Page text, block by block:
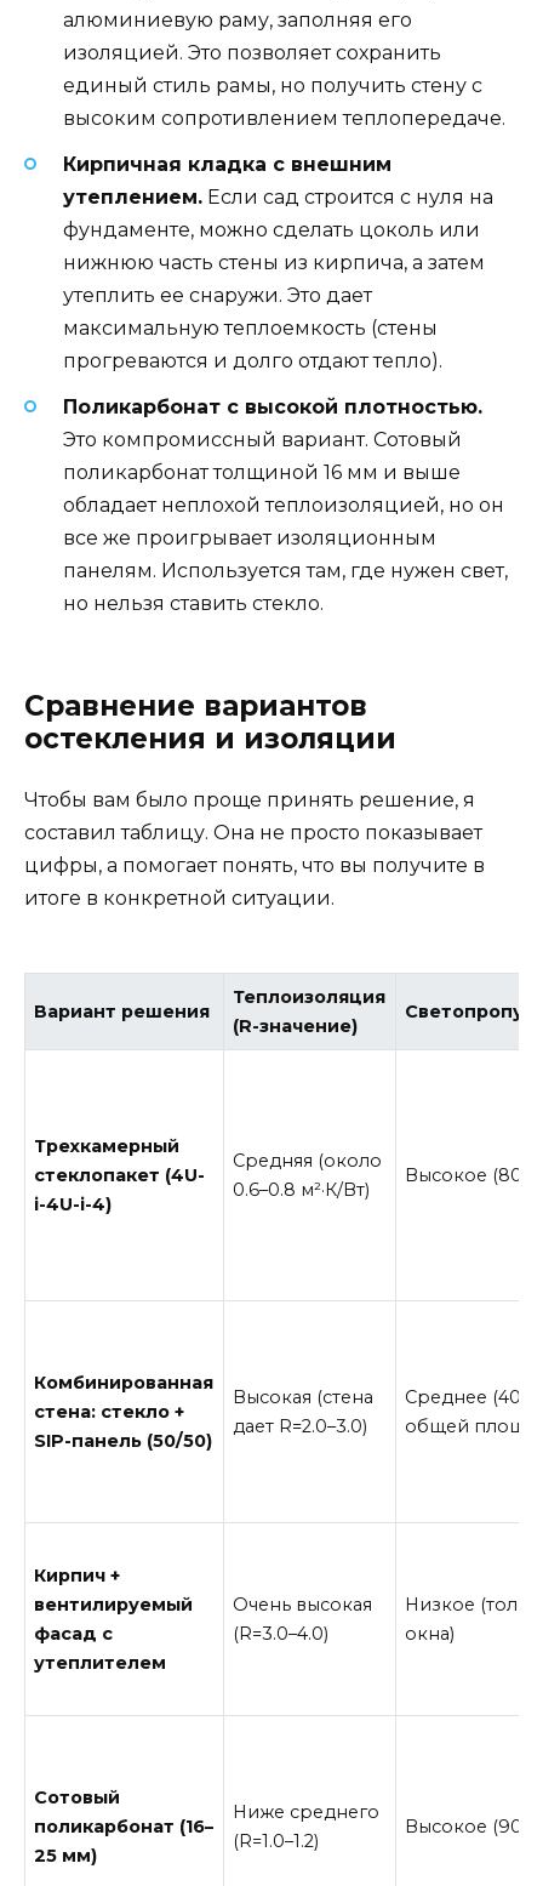
алюминиевую раму, заполняя его
изоляцией. Это позволяет сохранить
единый стиль рамы, но получить стену с
высоким сопротивлением теплопередаче.
Кирпичная кладка с внешним
утеплением. Если сад строится с нуля на
фундаменте, можно сделать цоколь или
нижнюю часть стены из кирпича, а затем
утеплить ее снаружи. Это дает
максимальную теплоемкость (стены
прогреваются и долго отдают тепло).
Поликарбонат с высокой плотностью.
Это компромиссный вариант. Сотовый
поликарбонат толщиной 16 мм и выше
обладает неплохой теплоизоляцией, но он
все же проигрывает изоляционным
панелям. Используется там, где нужен свет,
но нельзя ставить стекло.
Сравнение вариантов
остекления и изоляции
Чтобы вам было проще принять решение, я
составил таблицу. Она не просто показывает
цифры, а помогает понять, что вы получите в
итоге в конкретной ситуации.
Вариант решения
Теплоизоляция
(R-значение)
Трехкамерный
стеклопакет (4U-
i-4U-i-4)
Средняя (около
0.6–0.8 м²·К/Вт)
Высокое
Комбинированная
стена: стекло +
SIP-панель (50/50)
Высокая (стена
дает R=2.0–3.0)
Среднее
общей
Кирпич +
вентилируемый
фасад с
утеплителем
Очень высокая
(R=3.0–4.0)
Низкое
окна)
Сотовый
поликарбонат (16–
25 мм)
Ниже среднего
(R=1.0–1.2)
Высокое (90%)